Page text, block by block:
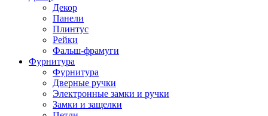
Декор
Панели
Плинтус
Рейки
Фальш-фрамуги
Фурнитура
Фурнитура
Дверные ручки
Электронные замки и ручки
Замки и защелки